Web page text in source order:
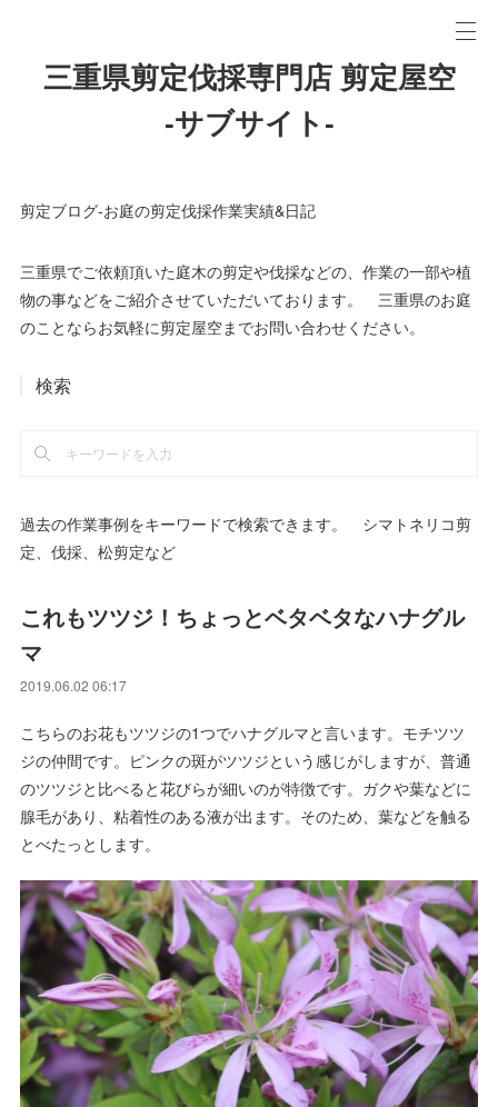
三重県剪定伐採専門店 剪定屋空
-サブサイト-
剪定ブログ-お庭の剪定伐採作業実績&日記
三重県でご依頼頂いた庭木の剪定や伐採などの、作業の一部や植
物の事などをご紹介させていただいております。 三重県のお庭
のことならお気軽に剪定屋空までお問い合わせください。
検索
過去の作業事例をキーワードで検索できます。 シマトネリコ剪
定、伐採、松剪定など
これもツツジ！ちょっとベタベタなハナグル
マ
2019.06.02 06:17
こちらのお花もツツジの1つでハナグルマと言います。モチツツ
ジの仲間です。ピンクの斑がツツジという感じがしますが、普通
のツツジと比べると花びらが細いのが特徴です。ガクや葉などに
腺毛があり、粘着性のある液が出ます。そのため、葉などを触る
とべたっとします。